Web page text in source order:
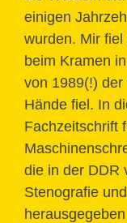
einigen
wurden. Mir
beim Kramen
von 1989(!) der
Hände fiel. In
Fachzeitschrift
die in der DDR
Stenografie